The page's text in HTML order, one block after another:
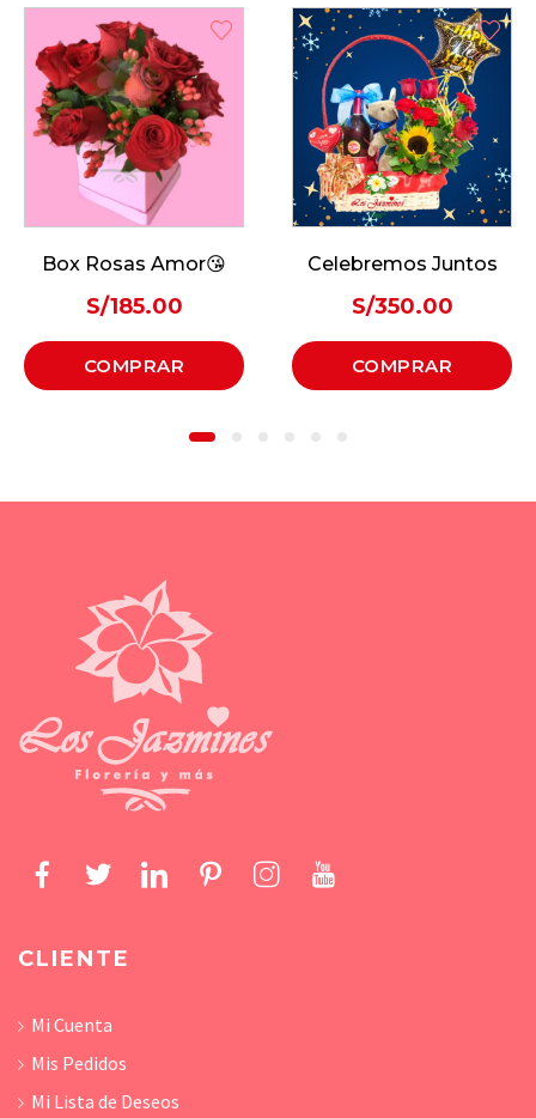
Box Rosas Amor😘
S/185.00
COMPRAR
Celebremos Juntos
S/350.00
COMPRAR
CLIENTE
Mi Cuenta
Mis Pedidos
Mi Lista de Deseos